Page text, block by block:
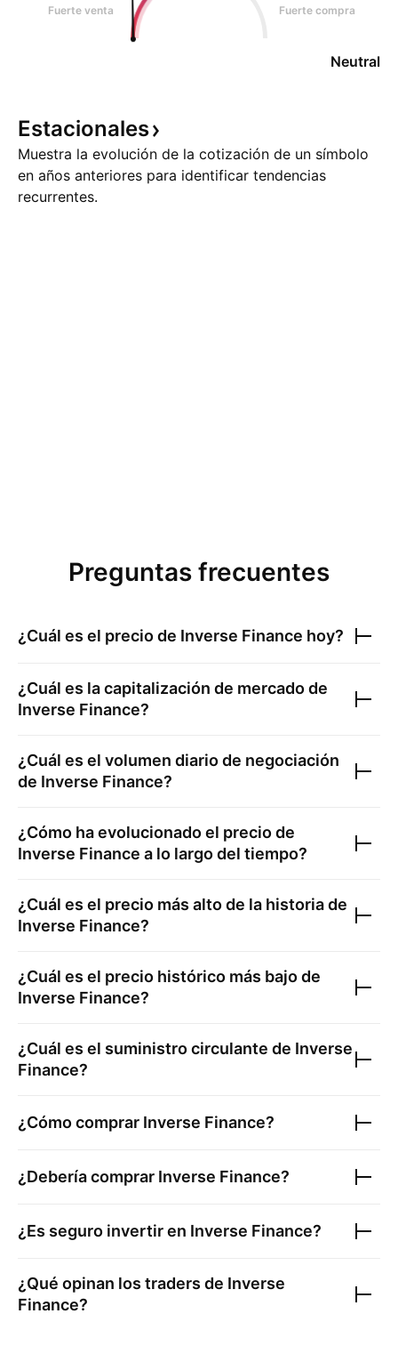
Fuerte venta Fuerte compra
Neutral
Estacionales
Muestra la evolución de la cotización de un símbolo
en años anteriores para identificar tendencias
recurrentes.
Preguntas frecuentes
¿Cuál es el precio de Inverse Finance hoy?
¿Cuál es la capitalización de mercado de
Inverse Finance?
¿Cuál es el volumen diario de negociación
de Inverse Finance?
¿Cómo ha evolucionado el precio de
Inverse Finance a lo largo del tiempo?
¿Cuál es el precio más alto de la historia de
Inverse Finance?
¿Cuál es el precio histórico más bajo de
Inverse Finance?
¿Cuál es el suministro circulante de Inverse
Finance?
¿Cómo comprar Inverse Finance?
¿Debería comprar Inverse Finance?
¿Es seguro invertir en Inverse Finance?
¿Qué opinan los traders de Inverse
Finance?